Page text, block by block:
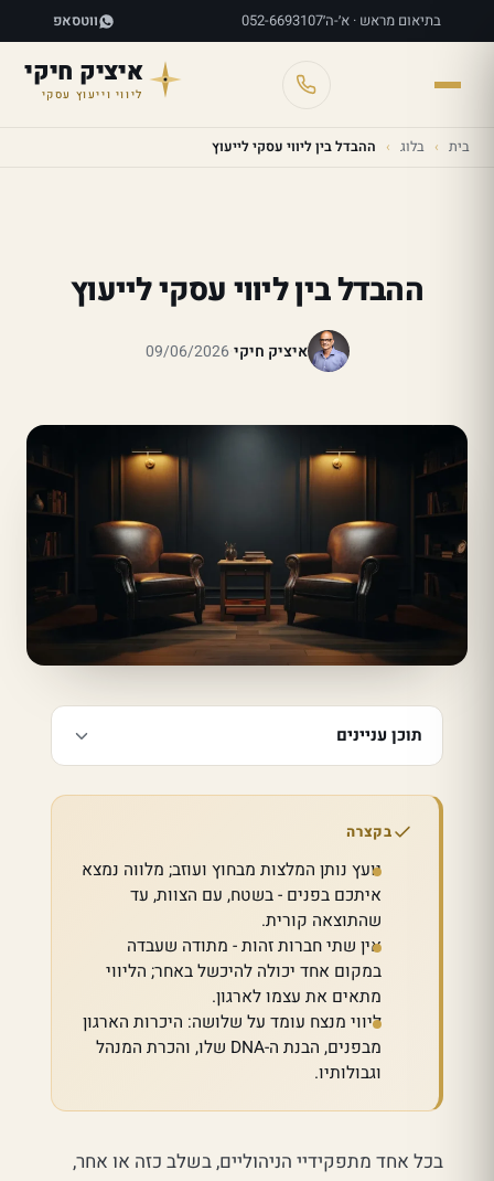
בתיאום מראש · א׳-ה׳052-6693107 ווטסאפ
איציק חיקי
ליווי וייעוץ עסקי
בית › בלוג › ההבדל בין ליווי עסקי לייעוץ
ההבדל בין ליווי עסקי לייעוץ
איציק חיקי·
09/06/2026
תוכן עניינים
בקצרה
יועץ נותן המלצות מבחוץ ועוזב; מלווה נמצא
איתכם בפנים - בשטח, עם הצוות, עד
שהתוצאה קורית.
אין שתי חברות זהות - מתודה שעבדה
במקום אחד יכולה להיכשל באחר; הליווי
מתאים את עצמו לארגון.
ליווי מנצח עומד על שלושה: היכרות הארגון
מבפנים, הבנת ה-DNA שלו, והכרת המנהל
וגבולותיו.
בכל אחד מתפקידיי הניהוליים, בשלב כזה או אחר,